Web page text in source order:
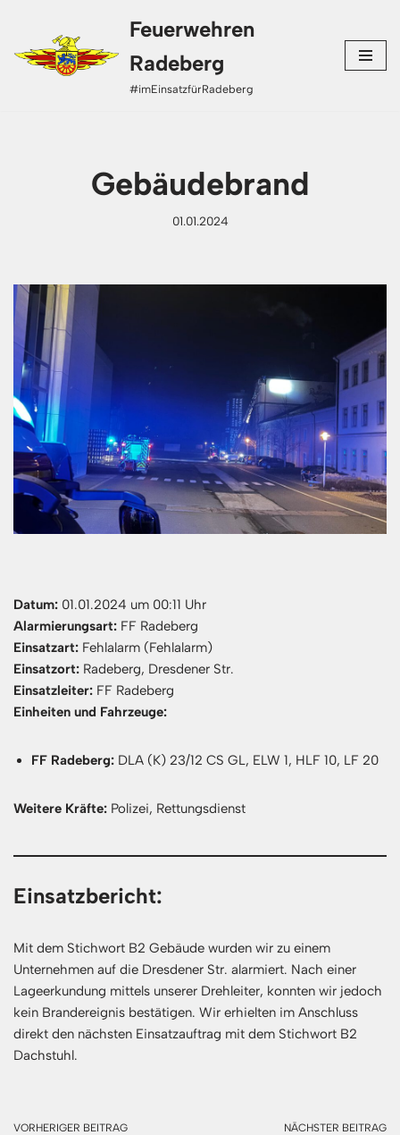
Zum
Inhalt
Feuerwehren
Radeberg
#imEinsatzfürRadeberg
Gebäudebrand
01.01.2024
Datum: 01.01.2024 um 00:11 Uhr
Alarmierungsart: FF Radeberg
Einsatzart: Fehlalarm (Fehlalarm)
Einsatzort: Radeberg, Dresdener Str.
Einsatzleiter: FF Radeberg
Einheiten und Fahrzeuge:
FF Radeberg: DLA (K) 23/12 CS GL, ELW 1, HLF 10, LF 20
Weitere Kräfte: Polizei, Rettungsdienst
Einsatzbericht:
Mit dem Stichwort B2 Gebäude wurden wir zu einem
Unternehmen auf die Dresdener Str. alarmiert. Nach einer
Lageerkundung mittels unserer Drehleiter, konnten wir jedoch
kein Brandereignis bestätigen. Wir erhielten im Anschluss
direkt den nächsten Einsatzauftrag mit dem Stichwort B2
Dachstuhl.
VORHERIGER BEITRAG NÄCHSTER BEITRAG